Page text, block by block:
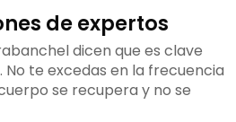
de expertos
dicen que es clave
te excedas en la frecuencia
se recupera y no se